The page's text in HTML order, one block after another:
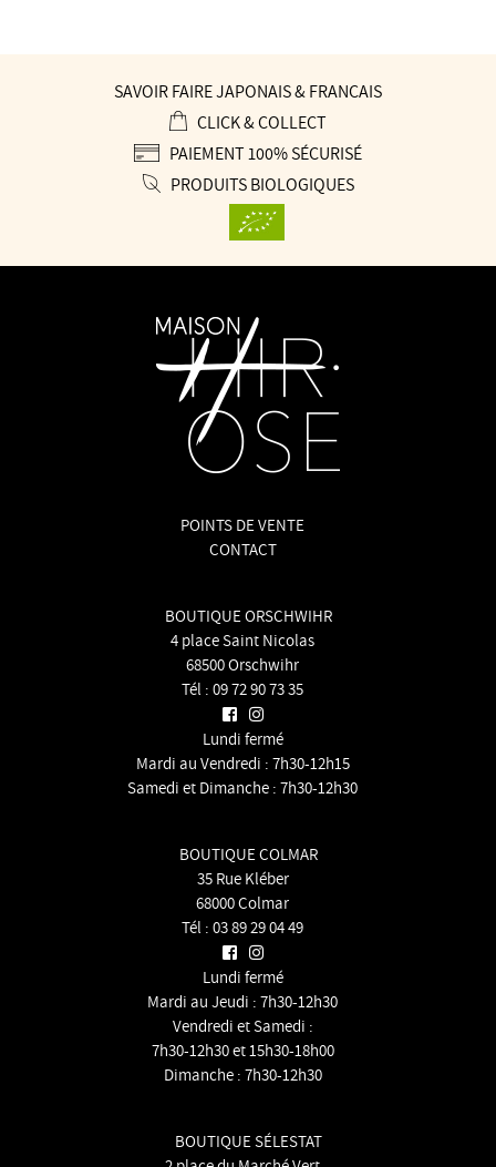
SAVOIR FAIRE JAPONAIS & FRANÇAIS
CLICK & COLLECT
PAIEMENT 100% SÉCURISÉ
PRODUITS BIOLOGIQUES
POINTS DE VENTE
CONTACT
BOUTIQUE ORSCHWIHR
4 place Saint Nicolas
68500 Orschwihr
Tél : 09 72 90 73 35
Lundi fermé
Mardi au Vendredi : 7h30-12h15
Samedi et Dimanche : 7h30-12h30
BOUTIQUE COLMAR
35 Rue Kléber
68000 Colmar
Tél : 03 89 29 04 49
Lundi fermé
Mardi au Jeudi : 7h30-12h30
Vendredi et Samedi :
7h30-12h30 et 15h30-18h00
Dimanche : 7h30-12h30
BOUTIQUE SÉLESTAT